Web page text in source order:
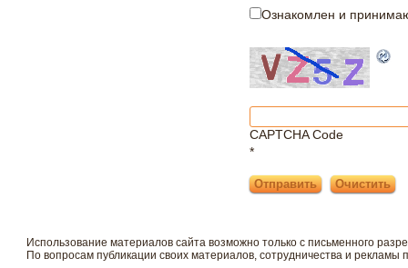
Ознакомлен и
CAPTCHA Code
*
Использование материалов сайта возможно только с письменного
По вопросам публикации своих материалов, сотрудничества и